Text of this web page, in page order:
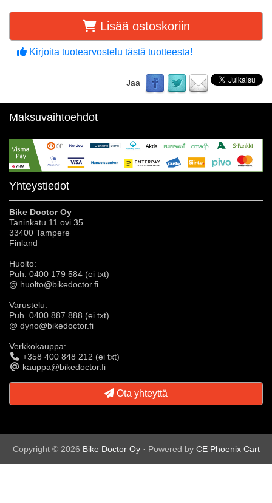
Lisää ostoskoriin
Kirjoita tuotearvostelu tästä tuotteesta!
Jaa
Maksuvaihtoehdot
Yhteystiedot
Bike Doctor Oy
Taninkatu 11 ovi 35
33400 Tampere
Finland
Huolto:
Puh. 0400 179 584 (ei txt)
@ huolto@bikedoctor.fi
Varustelu:
Puh. 0400 887 888 (ei txt)
@ dyno@bikedoctor.fi
Verkkokauppa:
+358 400 848 212 (ei txt)
kauppa@bikedoctor.fi
Ota yhteyttä
Copyright © 2026 Bike Doctor Oy· Powered by CE Phoenix Cart